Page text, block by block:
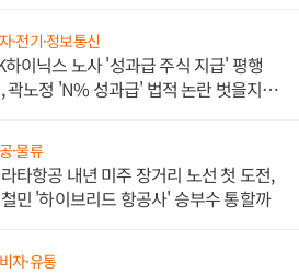
·전기·정보통신
하이닉스 노사 '성과급 주식 지급' 평행
곽노정 'N% 성과급' 법적 논란 벗을지 주
·물류
타항공 내년 미주 장거리 노선 첫 도전,
민 '하이브리드 항공사' 승부수 통할까
자·유통